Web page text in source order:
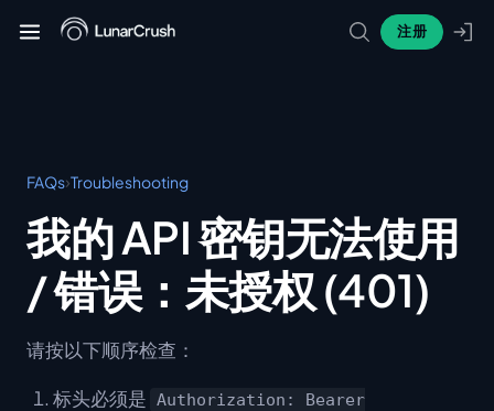
注册
FAQs›Troubleshooting
我的 API 密钥无法使用
/ 错误：未授权 (401)
请按以下顺序检查：
标头必须是 Authorization: Bearer